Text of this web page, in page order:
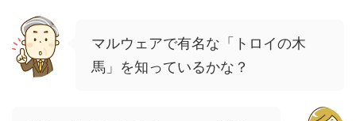
マルウェアで有名な「トロイの木
馬」を知っているかな？